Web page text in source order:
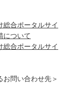
合ポータルサイ
について
合ポータルサイ
問い合わせ先＞